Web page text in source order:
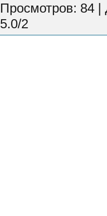
Просмотров: 84 |
5.0/2